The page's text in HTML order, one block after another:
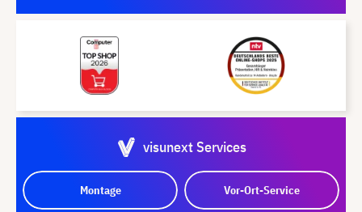
visunext Services
Montage Vor-Ort-Service